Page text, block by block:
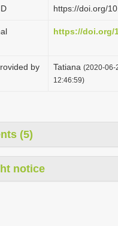
https://doi.org/
https://doi.org/
by Tatiana (2020-06-
12:46:59)
(5)
notice